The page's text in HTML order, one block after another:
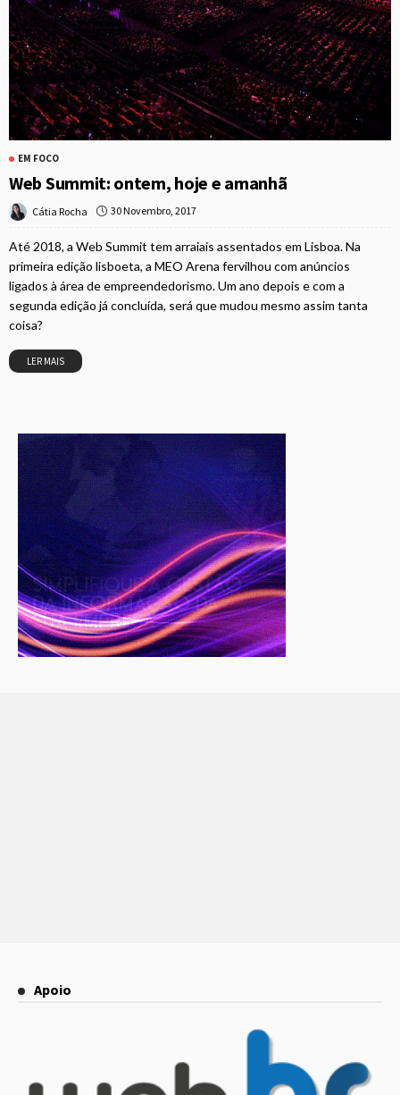
EM FOCO
Web Summit: ontem, hoje e amanhã
Cátia Rocha 30 Novembro, 2017
Até 2018, a Web Summit tem arraiais assentados em Lisboa. Na
primeira edição lisboeta, a MEO Arena fervilhou com anúncios
ligados à área de empreendedorismo. Um ano depois e com a
segunda edição já concluída, será que mudou mesmo assim tanta
coisa?
LER MAIS
Apoio